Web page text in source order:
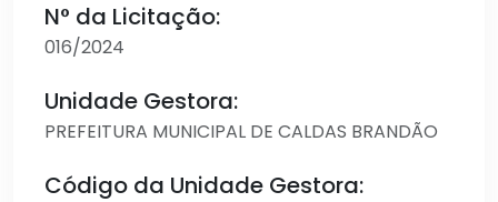
N° da Licitação:
016/2024
Unidade Gestora:
PREFEITURA MUNICIPAL DE CALDAS BRANDÃO
Código da Unidade Gestora: